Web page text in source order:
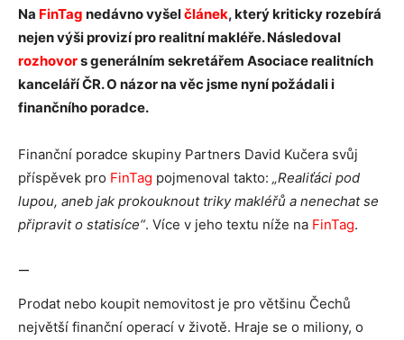
Na FinTag nedávno vyšelčlánek, který kriticky rozebírá
nejen výši provizí pro realitní makléře. Následoval
rozhovors generálním sekretářem Asociace realitních
kanceláří ČR. O názor na věc jsme nyní požádali i
finančního poradce.
Finanční poradce skupiny Partners David Kučera svůj
příspěvek pro FinTag pojmenoval takto: „Realiťáci pod
lupou, aneb jak prokouknout triky makléřů a nenechat se
připravit o statisíce“. Více v jeho textu níže na FinTag.
—
Prodat nebo koupit nemovitost je pro většinu Čechů
největší finanční operací v životě. Hraje se o miliony, o